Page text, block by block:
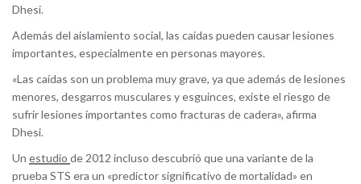
Dhesi.
Además del aislamiento social, las caídas pueden causar lesiones
importantes, especialmente en personas mayores.
«Las caídas son un problema muy grave, ya que además de lesiones
menores, desgarros musculares y esguinces, existe el riesgo de
sufrir lesiones importantes como fracturas de cadera», afirma
Dhesi.
Un estudio de 2012 incluso descubrió que una variante de la
prueba STS era un «predictor significativo de mortalidad» en